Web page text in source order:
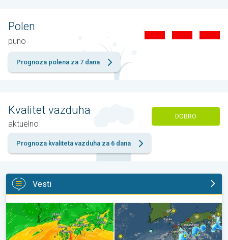
Polen
puno
Prognoza polena za 7 dana
Kvalitet vazduha
aktuelno
DOBRO
Prognoza kvaliteta vazduha za 6 dana
Vesti
Jug Japana se sprema za tajfun Delfin. Vetrovi, kiše, talasi. . .